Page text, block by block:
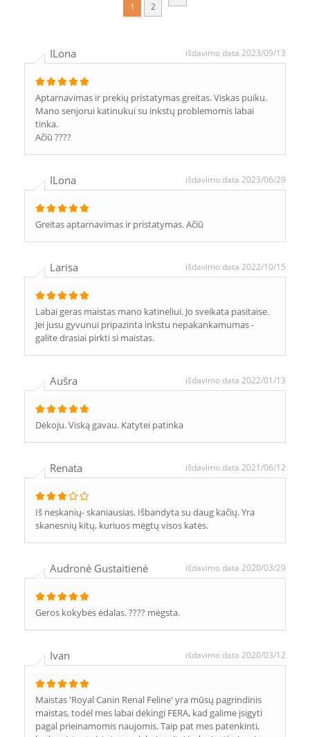
1 2
ILona išdavimo data 2023/09/13
Aptarnavimas ir prekių pristatymas greitas. Viskas puiku.
Mano senjorui katinukui su inkstų problemomis labai
tinka.
Ačiū ????
ILona išdavimo data 2023/06/29
Greitas aptarnavimas ir pristatymas. Ačiū
Larisa išdavimo data 2022/10/15
Labai geras maistas mano katineliui. Jo sveikata pasitaise.
Jei jusu gyvunui pripazinta inkstu nepakankamumas -
galite drasiai pirkti si maistas.
Aušra išdavimo data 2022/01/13
Dėkoju. Viską gavau. Katytei patinka
Renata išdavimo data 2021/06/12
Iš neskanių- skaniausias. Išbandyta su daug kačių. Yra
skanesnių kitų, kuriuos mėgtų visos katės.
Audronė Gustaitienė išdavimo data 2020/03/29
Geros kokybės ėdalas. ???? mėgsta.
Ivan išdavimo data 2020/03/12
Maistas 'Royal Canin Renal Feline' yra mūsų pagrindinis
maistas, todėl mes labai dėkingi FERA, kad galime įsigyti
pagal prieinamomis naujomis. Taip pat mes patenkinti,